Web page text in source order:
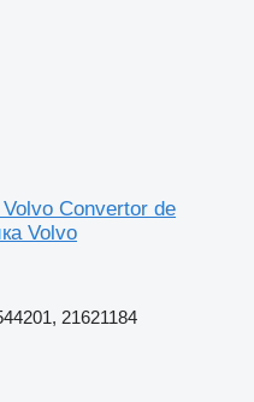
Convertor de
Volvo
21621184